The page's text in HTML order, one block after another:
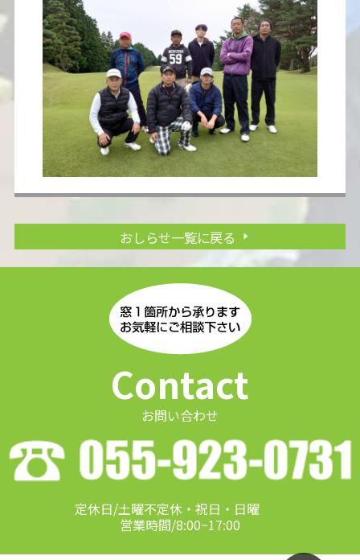
おしらせ一覧に戻る
Contact
お問い合わせ
定休日/土曜不定休・祝日・日曜
営業時間/8:00~17:00